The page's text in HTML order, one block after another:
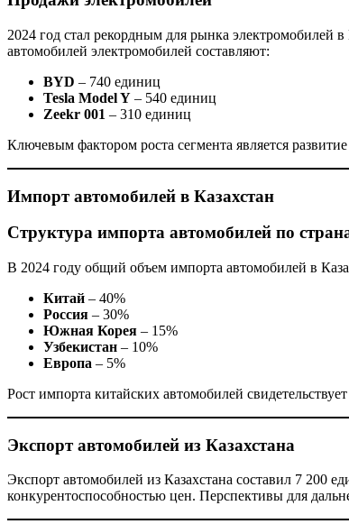
2024 год стал рекордным для рынка электромобилей
автомобилей электромобилей составляют:
BYD – 740 единиц
Tesla Model Y – 540 единиц
Zeekr 001 – 310 единиц
Ключевым фактором роста сегмента является
Импорт автомобилей в Казахстан
Структура импорта автомобилей по
В 2024 году общий объем импорта автомобилей в
Китай – 40%
Россия – 30%
Южная Корея – 15%
Узбекистан – 10%
Европа – 5%
Рост импорта китайских автомобилей
Экспорт автомобилей из Казахстана
Экспорт автомобилей из Казахстана составил 7 200
конкурентоспособностью цен. Перспективы для